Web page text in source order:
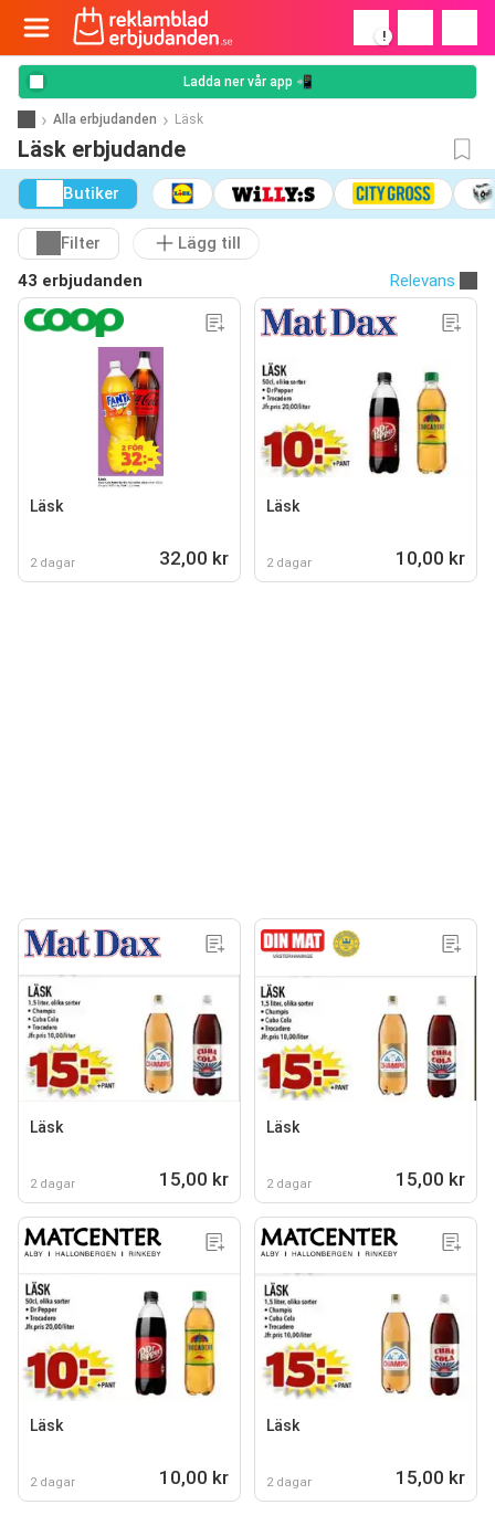
!
Ladda ner vår app 📲
Alla erbjudanden Läsk
Läsk erbjudande
Butiker
Filter
Lägg till
43 erbjudanden
Relevans
Läsk
2 dagar 32,00 kr
Läsk
2 dagar 10,00 kr
Läsk
2 dagar 15,00 kr
Läsk
2 dagar 15,00 kr
Läsk
2 dagar 10,00 kr
Läsk
2 dagar 15,00 kr